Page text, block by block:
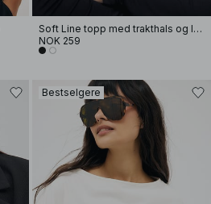
Soft Line topp med trakthals og lange ermer
NOK 259
Bestselgere